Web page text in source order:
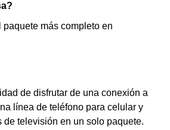
más completo en
de disfrutar de una conexión a
línea de teléfono para celular y
de televisión en un solo paquete.